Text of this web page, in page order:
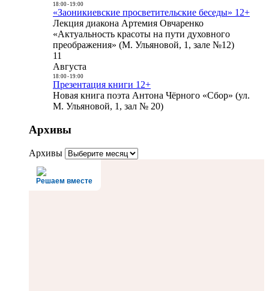
18:00- 19:00
«Заоникиевские просветительские беседы» 12+
Лекция диакона Артемия Овчаренко
«Актуальность красоты на пути духовного
преображения» (М. Ульяновой, 1, зале №12)
11
Августа
18:00- 19:00
Презентация книги 12+
Новая книга поэта Антона Чёрного «Сбор» (ул.
М. Ульяновой, 1, зал № 20)
Архивы
Архивы
Решаем вместе